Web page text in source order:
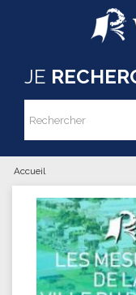
Aller au contenu principal
JE
Rechercher
Vous êtes
Accueil